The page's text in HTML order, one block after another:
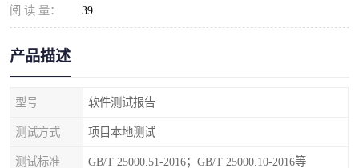
阅 读 量： 39
产品描述
型号 软件测试报告
测试方式 项目本地测试
测试标准 GB/T 25000.51-2016；GB/T 25000.10-2016等